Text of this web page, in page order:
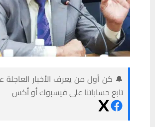
🔔 كن أول من يعرف الأخبار العاجلة
تابع حساباتنا على فيسبوك أو أكس